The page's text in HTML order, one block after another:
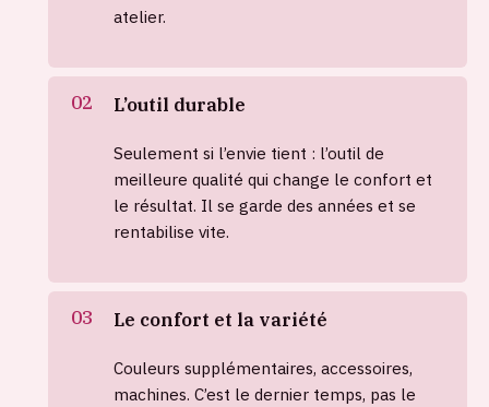
atelier.
L’outil durable
Seulement si l’envie tient : l’outil de
meilleure qualité qui change le confort et
le résultat. Il se garde des années et se
rentabilise vite.
Le confort et la variété
Couleurs supplémentaires, accessoires,
machines. C’est le dernier temps, pas le